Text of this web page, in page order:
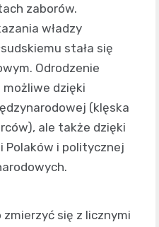
zaborów.
władzy
stała się
Odrodzenie
możliwe dzięki
(klęska
ale także dzięki
Polaków i politycznej
zmierzyć się z licznymi